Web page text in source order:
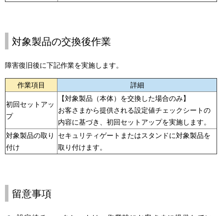
対象製品の交換後作業
障害復旧後に下記作業を実施します。
作業項目 詳細
初回セットアッ
プ
【対象製品（本体）を交換した場合のみ】
お客さまから提供される設定値チェックシートの
内容に基づき、初回セットアップを実施します。
対象製品の取り
付け
セキュリティゲートまたはスタンドに対象製品を
取り付けます。
留意事項